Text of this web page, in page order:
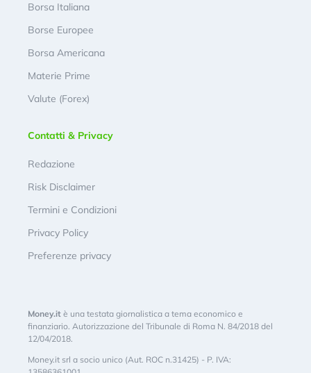
Borsa Italiana
Borse Europee
Borsa Americana
Materie Prime
Valute (Forex)
Contatti & Privacy
Redazione
Risk Disclaimer
Termini e Condizioni
Privacy Policy
Preferenze privacy
Money.it è una testata giornalistica a tema economico e
finanziario. Autorizzazione del Tribunale di Roma N. 84/2018 del
12/04/2018.
Money.it srl a socio unico (Aut. ROC n.31425) - P. IVA: